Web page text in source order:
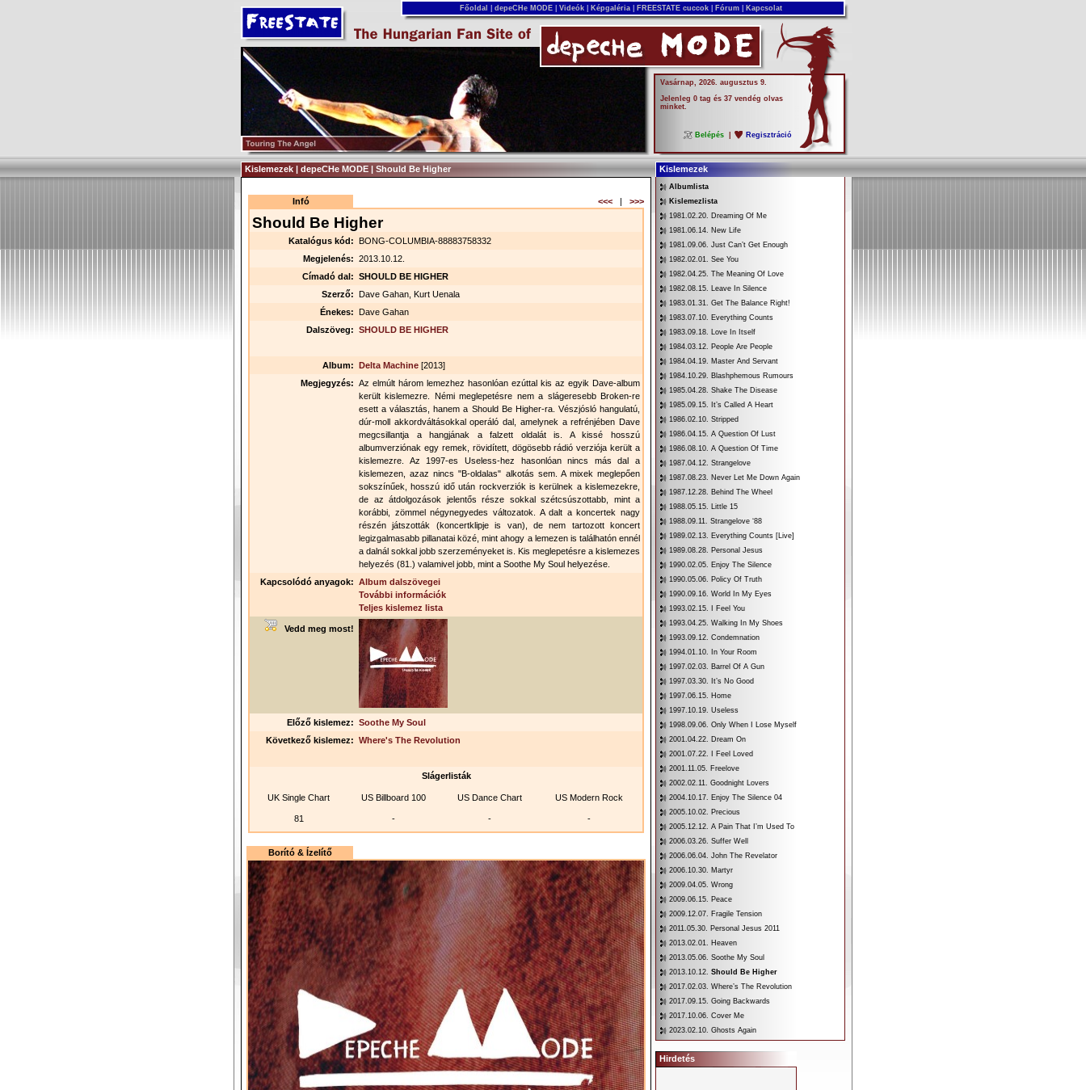
Főoldal depeCHe MODE Videók Képgaléria FREESTATE cuccok Fórum Kapcsolat
Vasárnap, 2026. augusztus 9.
Jelenleg 0 tag és 37 vendég olvas
minket.
Belépés Regisztráció
Kislemezek | depeCHe MODE | Should Be Higher Kislemezek
Infó <<< | >>>
Should Be Higher
Katalógus kód: BONG-COLUMBIA-88883758332
Megjelenés: 2013.10.12.
Címadó dal: SHOULD BE HIGHER
Szerző: Dave Gahan, Kurt Uenala
Énekes: Dave Gahan
Dalszöveg: SHOULD BE HIGHER
Album: Delta Machine [2013]
Megjegyzés: Az elmúlt három lemezhez hasonlóan ezúttal kis az egyik Dave-album
került kislemezre. Némi meglepetésre nem a slágeresebb Broken-re
esett a választás, hanem a Should Be Higher-ra. Vészjósló hangulatú,
dúr-moll akkordváltásokkal operáló dal, amelynek a refrénjében Dave
megcsillantja a hangjának a falzett oldalát is. A kissé hosszú
albumverziónak egy remek, rövidített, dögösebb rádió verziója került a
kislemezre. Az 1997-es Useless-hez hasonlóan nincs más dal a
kislemezen, azaz nincs "B-oldalas" alkotás sem. A mixek meglepően
sokszínűek, hosszú idő után rockverziók is kerülnek a kislemezekre,
de az átdolgozások jelentős része sokkal szétcsúszottabb, mint a
korábbi, zömmel négynegyedes változatok. A dalt a koncertek nagy
részén játszották (koncertklipje is van), de nem tartozott koncert
legizgalmasabb pillanatai közé, mint ahogy a lemezen is találhatón ennél
a dalnál sokkal jobb szerzeményeket is. Kis meglepetésre a kislemezes
helyezés (81.) valamivel jobb, mint a Soothe My Soul helyezése.
Kapcsolódó anyagok: Album dalszövegei
További információk
Teljes kislemez lista
Vedd meg most!
Előző kislemez: Soothe My Soul
Következő kislemez: Where's The Revolution
Slágerlisták
UK Single Chart US Billboard 100 US Dance Chart US Modern Rock
81 - - -
Borító & Ízelítő
Albumlista
Kislemezlista
1981.02.20. Dreaming Of Me
1981.06.14. New Life
1981.09.06. Just Can’t Get Enough
1982.02.01. See You
1982.04.25. The Meaning Of Love
1982.08.15. Leave In Silence
1983.01.31. Get The Balance Right!
1983.07.10. Everything Counts
1983.09.18. Love In Itself
1984.03.12. People Are People
1984.04.19. Master And Servant
1984.10.29. Blashphemous Rumours
1985.04.28. Shake The Disease
1985.09.15. It’s Called A Heart
1986.02.10. Stripped
1986.04.15. A Question Of Lust
1986.08.10. A Question Of Time
1987.04.12. Strangelove
1987.08.23. Never Let Me Down Again
1987.12.28. Behind The Wheel
1988.05.15. Little 15
1988.09.11. Strangelove ‘88
1989.02.13. Everything Counts [Live]
1989.08.28. Personal Jesus
1990.02.05. Enjoy The Silence
1990.05.06. Policy Of Truth
1990.09.16. World In My Eyes
1993.02.15. I Feel You
1993.04.25. Walking In My Shoes
1993.09.12. Condemnation
1994.01.10. In Your Room
1997.02.03. Barrel Of A Gun
1997.03.30. It’s No Good
1997.06.15. Home
1997.10.19. Useless
1998.09.06. Only When I Lose Myself
2001.04.22. Dream On
2001.07.22. I Feel Loved
2001.11.05. Freelove
2002.02.11. Goodnight Lovers
2004.10.17. Enjoy The Silence 04
2005.10.02. Precious
2005.12.12. A Pain That I’m Used To
2006.03.26. Suffer Well
2006.06.04. John The Revelator
2006.10.30. Martyr
2009.04.05. Wrong
2009.06.15. Peace
2009.12.07. Fragile Tension
2011.05.30. Personal Jesus 2011
2013.02.01. Heaven
2013.05.06. Soothe My Soul
2013.10.12. Should Be Higher
2017.02.03. Where’s The Revolution
2017.09.15. Going Backwards
2017.10.06. Cover Me
2023.02.10. Ghosts Again
Hirdetés